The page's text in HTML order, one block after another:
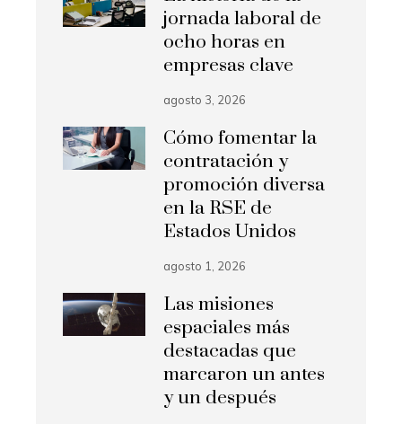
jornada laboral de
ocho horas en
empresas clave
agosto 3, 2026
Cómo fomentar la
contratación y
promoción diversa
en la RSE de
Estados Unidos
agosto 1, 2026
Las misiones
espaciales más
destacadas que
marcaron un antes
y un después